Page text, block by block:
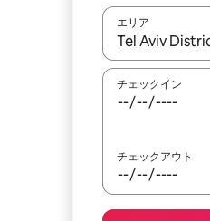
エリア
検索結果が表示
チェックイン
チェックアウト